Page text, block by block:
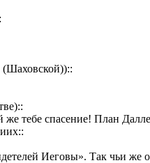
(Шаховской))::
же тебе спасение! План
Иеговы». Так чьи же